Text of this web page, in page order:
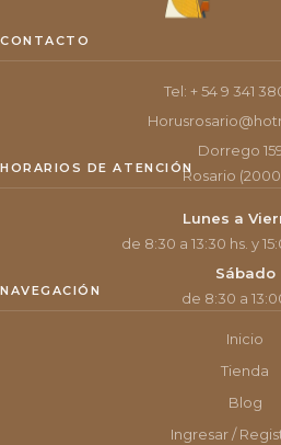
CONTACTO
Tel: + 54 9 341
Dorrego
Rosario
HORARIOS DE ATENCIÓN
Lunes a
de 8:30 a 13:30 hs. y
Sábado
de 8:30 a
NAVEGACIÓN
Inicio
Tienda
Blog
Ingresar /